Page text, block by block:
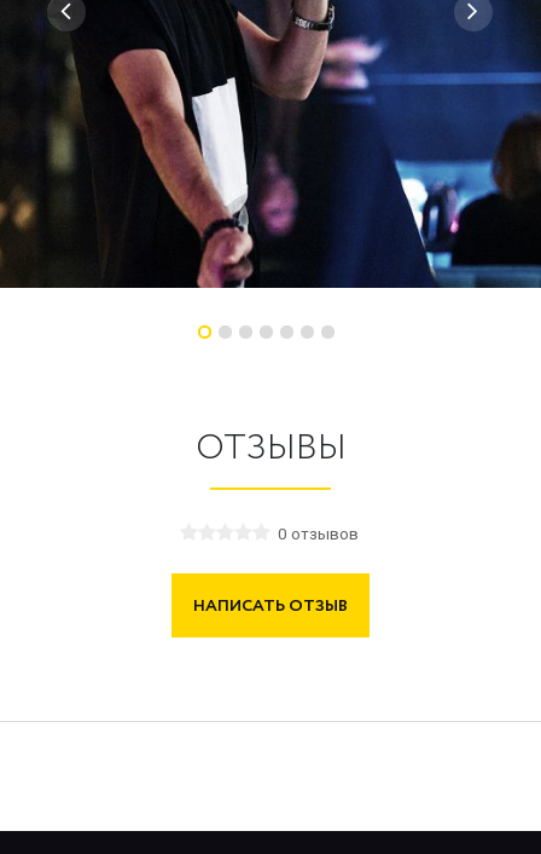
ОТЗЫВЫ
0 отзывов
НАПИСАТЬ ОТЗЫВ